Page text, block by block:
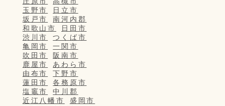
玉野市
日立市
坂戸市
南河内郡
和歌山市
日田市
渋川市
つくば市
亀岡市
一関市
吹田市
阪南市
鹿屋市
あわら市
由布市
下野市
蓮田市
各務原市
塩竈市
中川郡
近江八幡市
盛岡市